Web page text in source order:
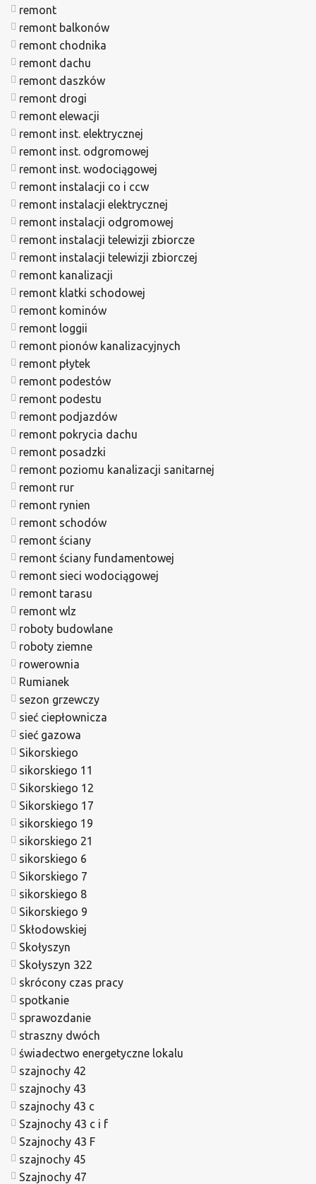
remont
remont balkonów
remont chodnika
remont dachu
remont daszków
remont drogi
remont elewacji
remont inst. elektrycznej
remont inst. odgromowej
remont inst. wodociągowej
remont instalacji co i ccw
remont instalacji elektrycznej
remont instalacji odgromowej
remont instalacji telewizji zbiorcze
remont instalacji telewizji zbiorczej
remont kanalizacji
remont klatki schodowej
remont kominów
remont loggii
remont pionów kanalizacyjnych
remont płytek
remont podestów
remont podestu
remont podjazdów
remont pokrycia dachu
remont posadzki
remont poziomu kanalizacji sanitarnej
remont rur
remont rynien
remont schodów
remont ściany
remont ściany fundamentowej
remont sieci wodociągowej
remont tarasu
remont wlz
roboty budowlane
roboty ziemne
rowerownia
Rumianek
sezon grzewczy
sieć ciepłownicza
sieć gazowa
Sikorskiego
sikorskiego 11
Sikorskiego 12
Sikorskiego 17
sikorskiego 19
sikorskiego 21
sikorskiego 6
Sikorskiego 7
sikorskiego 8
Sikorskiego 9
Skłodowskiej
Skołyszyn
Skołyszyn 322
skrócony czas pracy
spotkanie
sprawozdanie
straszny dwóch
świadectwo energetyczne lokalu
szajnochy 42
szajnochy 43
szajnochy 43 c
Szajnochy 43 c i f
Szajnochy 43 F
szajnochy 45
Szajnochy 47